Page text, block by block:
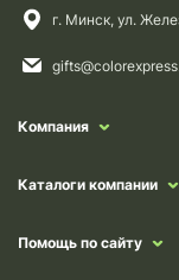
г. Минск, ул.
Компания
Каталоги компании
Помощь по сайту